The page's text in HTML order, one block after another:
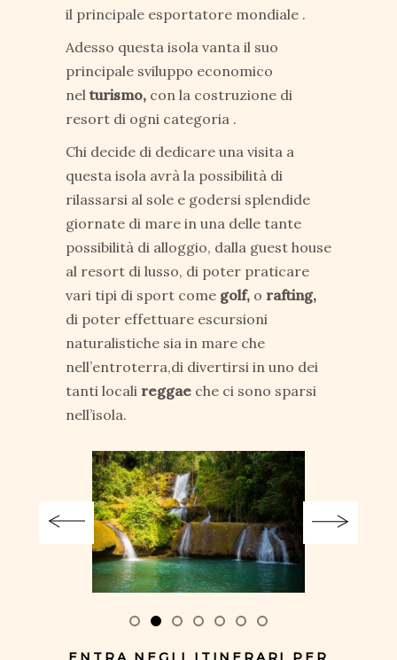
il principale esportatore mondiale .
Adesso questa isola vanta il suo
principale sviluppo economico
nel turismo, con la costruzione di
resort di ogni categoria .
Chi decide di dedicare una visita a
questa isola avrà la possibilità di
rilassarsi al sole e godersi splendide
giornate di mare in una delle tante
possibilità di alloggio, dalla guest house
al resort di lusso, di poter praticare
vari tipi di sport come golf, o rafting,
di poter effettuare escursioni
naturalistiche sia in mare che
nell’entroterra,di divertirsi in uno dei
tanti locali reggae che ci sono sparsi
nell’isola.